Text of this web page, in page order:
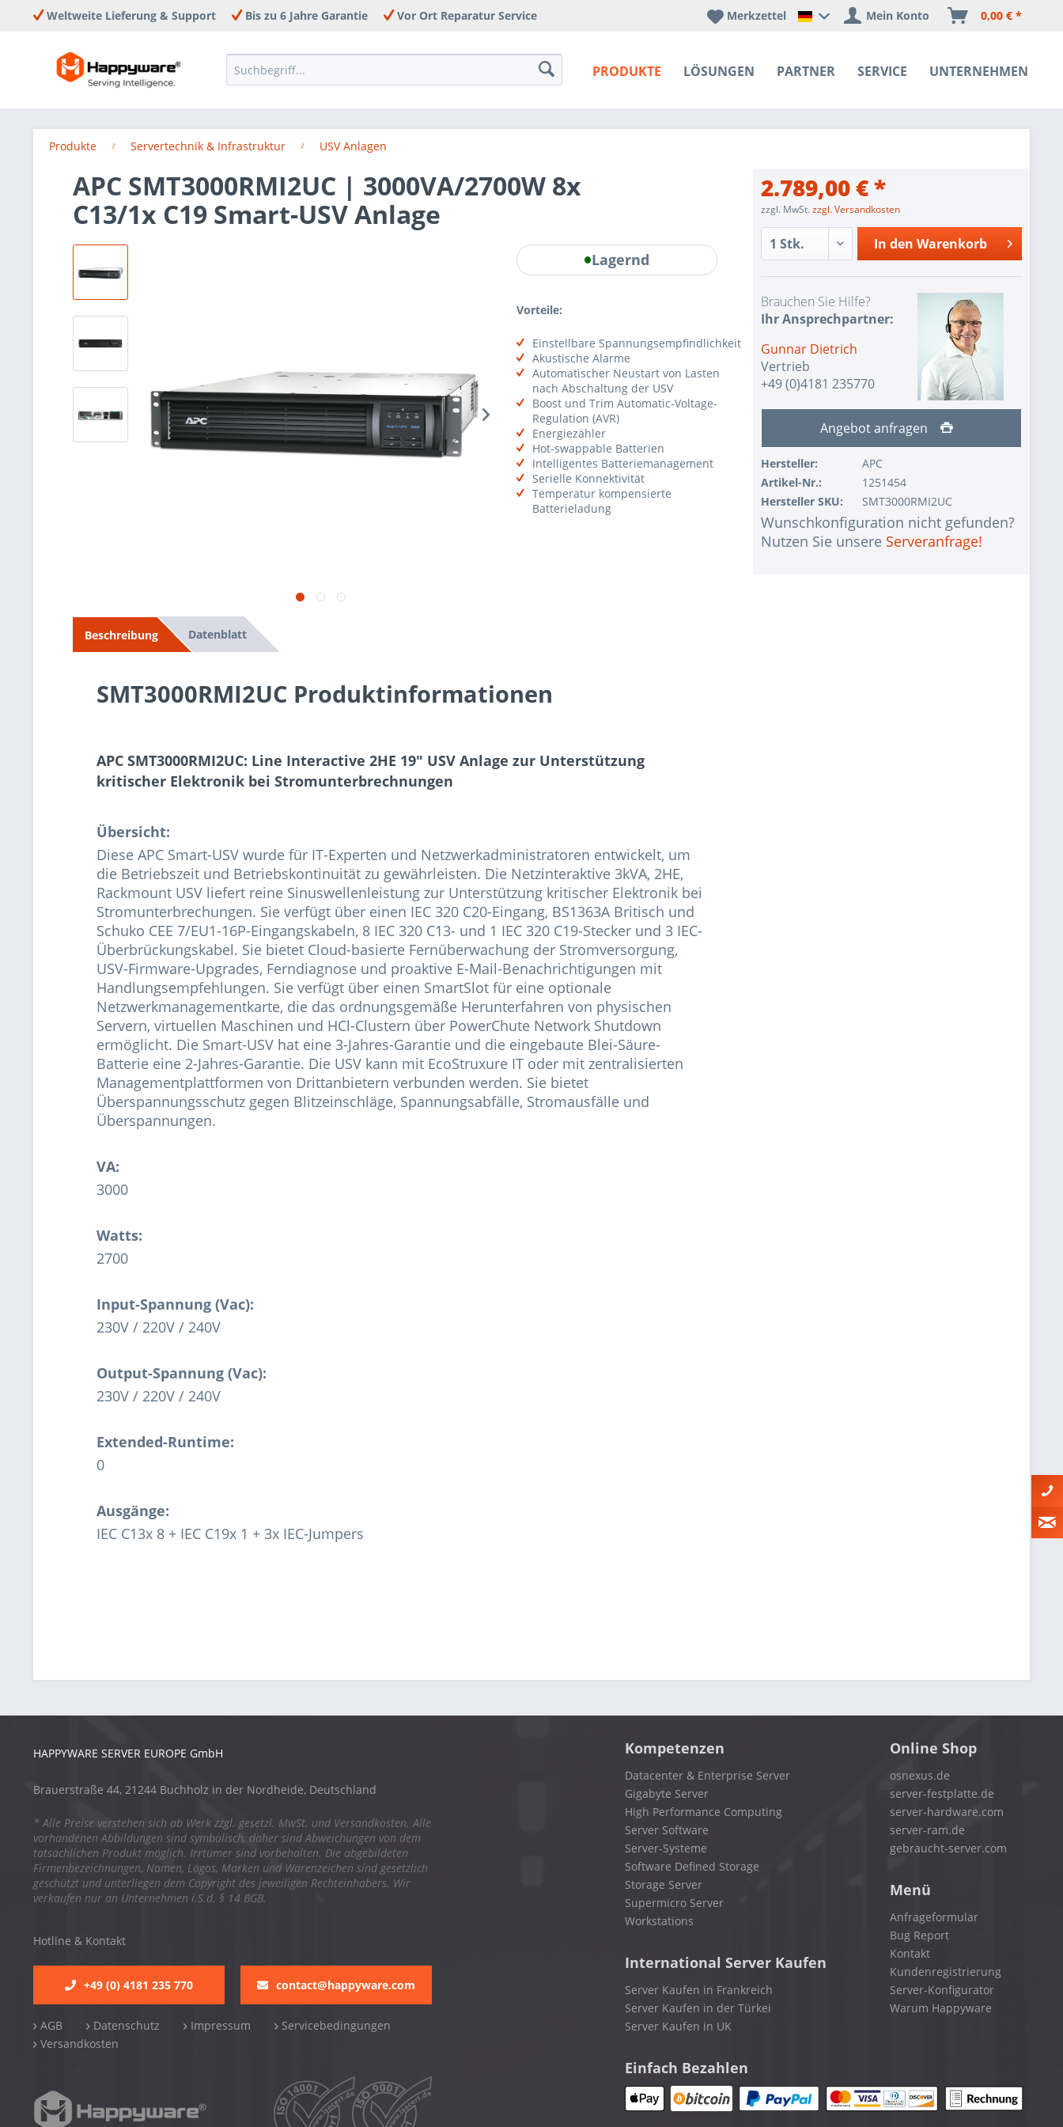
Weltweite Lieferung & Support Bis zu 6 Jahre Garantie Vor Ort Reparatur Service
PRODUKTE LÖSUNGEN PARTNER SERVICE UNTERNEHMEN
Happyware Deutschland
Merkzettel Mein Konto 0,00 € *
Produkte Servertechnik & Infrastruktur USV Anlagen
APC SMT3000RMI2UC | 3000VA/2700W 8x
C13/1x C19 Smart-USV Anlage
Lagernd
Vorteile:
Einstellbare Spannungsempfindlichkeit
Akustische Alarme
Automatischer Neustart von Lasten
nach Abschaltung der USV
Boost und Trim Automatic-Voltage-
Regulation (AVR)
Energiezähler
Hot-swappable Batterien
Intelligentes Batteriemanagement
Serielle Konnektivität
Temperatur kompensierte
Batterieladung
2.789,00 € *
zzgl. MwSt.zzgl. Versandkosten
In den Warenkorb
Brauchen Sie Hilfe?
Ihr Ansprechpartner:
Gunnar Dietrich
Vertrieb
+49 (0)4181 235770
Angebot anfragen
Hersteller:
APC
Artikel-Nr.:
1251454
Hersteller SKU:
SMT3000RMI2UC
Wunschkonfiguration nicht gefunden?
Nutzen Sie unsere Serveranfrage!
Beschreibung Datenblatt
SMT3000RMI2UC Produktinformationen
APC SMT3000RMI2UC: Line Interactive 2HE 19" USV Anlage zur Unterstützung
kritischer Elektronik bei Stromunterbrechnungen
Übersicht:
Diese APC Smart-USV wurde für IT-Experten und Netzwerkadministratoren entwickelt, um
die Betriebszeit und Betriebskontinuität zu gewährleisten. Die Netzinteraktive 3kVA, 2HE,
Rackmount USV liefert reine Sinuswellenleistung zur Unterstützung kritischer Elektronik bei
Stromunterbrechungen. Sie verfügt über einen IEC 320 C20-Eingang, BS1363A Britisch und
Schuko CEE 7/EU1-16P-Eingangskabeln, 8 IEC 320 C13- und 1 IEC 320 C19-Stecker und 3 IEC-
Überbrückungskabel. Sie bietet Cloud-basierte Fernüberwachung der Stromversorgung,
USV-Firmware-Upgrades, Ferndiagnose und proaktive E-Mail-Benachrichtigungen mit
Handlungsempfehlungen. Sie verfügt über einen SmartSlot für eine optionale
Netzwerkmanagementkarte, die das ordnungsgemäße Herunterfahren von physischen
Servern, virtuellen Maschinen und HCl-Clustern über PowerChute Network Shutdown
ermöglicht. Die Smart-USV hat eine 3-Jahres-Garantie und die eingebaute Blei-Säure-
Batterie eine 2-Jahres-Garantie. Die USV kann mit EcoStruxure IT oder mit zentralisierten
Managementplattformen von Drittanbietern verbunden werden. Sie bietet
Überspannungsschutz gegen Blitzeinschläge, Spannungsabfälle, Stromausfälle und
Überspannungen.
VA:
3000
Watts:
2700
Input-Spannung (Vac):
230V / 220V / 240V
Output-Spannung (Vac):
230V / 220V / 240V
Extended-Runtime:
0
Ausgänge:
IEC C13x 8 + IEC C19x 1 + 3x IEC-Jumpers
HAPPYWARE SERVER EUROPE GmbH
Brauerstraße 44, 21244 Buchholz in der Nordheide, Deutschland
* Alle Preise verstehen sich ab Werk zzgl. gesetzl. MwSt. und Versandkosten. Alle
vorhandenen Abbildungen sind symbolisch, daher sind Abweichungen von dem
tatsächlichen Produkt möglich. Irrtümer sind vorbehalten. Die abgebildeten
Firmenbezeichnungen, Namen, Logos, Marken und Warenzeichen sind gesetzlich
geschützt und unterliegen dem Copyright des jeweiligen Rechteinhabers. Wir
verkaufen nur an Unternehmen i.S.d. § 14 BGB.
Hotline & Kontakt
+49 (0) 4181 235 770 contact@happyware.com
AGB Datenschutz Impressum
Servicebedingungen
Versandkosten
Kompetenzen
Datacenter & Enterprise Server
Gigabyte Server
High Performance Computing
Server Software
Server-Systeme
Software Defined Storage
Storage Server
Supermicro Server
Workstations
International Server Kaufen
Server Kaufen in Frankreich
Server Kaufen in der Türkei
Server Kaufen in UK
Online Shop
osnexus.de
server-festplatte.de
server-hardware.com
server-ram.de
gebraucht-server.com
Menü
Anfrageformular
Bug Report
Kontakt
Kundenregistrierung
Server-Konfigurator
Warum Happyware
Einfach Bezahlen